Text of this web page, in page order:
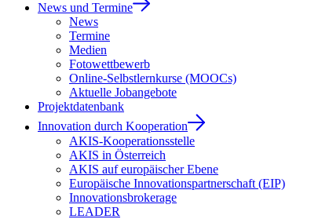
News und Termine
News
Termine
Medien
Fotowettbewerb
Online-Selbstlernkurse (MOOCs)
Aktuelle Jobangebote
Projektdatenbank
Innovation durch Kooperation
AKIS-Kooperationsstelle
AKIS in Österreich
AKIS auf europäischer Ebene
Europäische Innovationspartnerschaft (EIP)
Innovationsbrokerage
LEADER